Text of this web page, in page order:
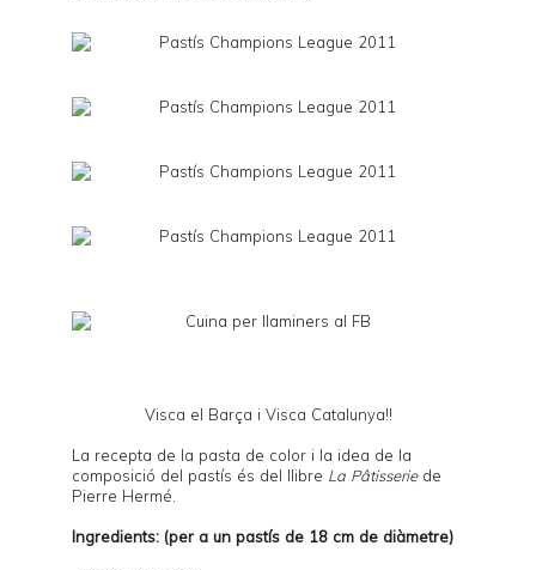
Visca el Barça i Visca Catalunya!!
La recepta de la pasta de color i la idea de la
composició del pastís és del llibre La Pâtisseriede
Pierre Hermé.
Ingredients: (per a un pastís de 18 cm de diàmetre)